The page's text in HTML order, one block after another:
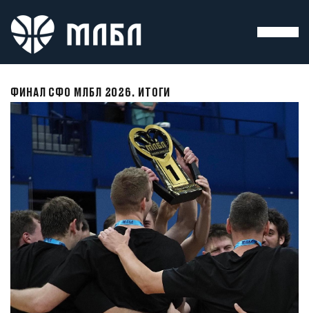
ФИНАЛ СФО МЛБЛ 2026. ИТОГИ